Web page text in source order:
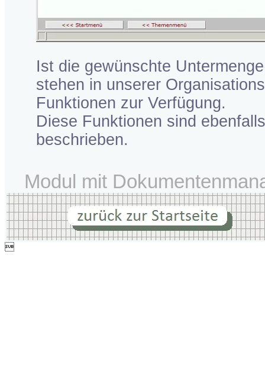
Ist die gewünschte
stehen in unserer
Funktionen zur Verfügung.
Diese Funktionen sind
beschrieben.
Modul mit
